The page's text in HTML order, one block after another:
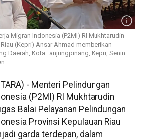
Migran Indonesia (P2MI) RI Mukhtarudin
(Kepri) Ansar Ahmad memberikan
Daerah, Kota Tanjungpinang, Kepri, Senin
- Menteri Pelindungan
(P2MI) RI Mukhtarudin
Balai Pelayanan Pelindungan
Provinsi Kepulauan Riau
garda terdepan, dalam